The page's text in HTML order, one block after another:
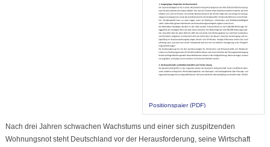
Positionspaier (PDF)
Nach drei Jahren schwachen Wachstums und einer sich zuspitzenden
Wohnungsnot steht Deutschland vor der Herausforderung, seine Wirtschaft